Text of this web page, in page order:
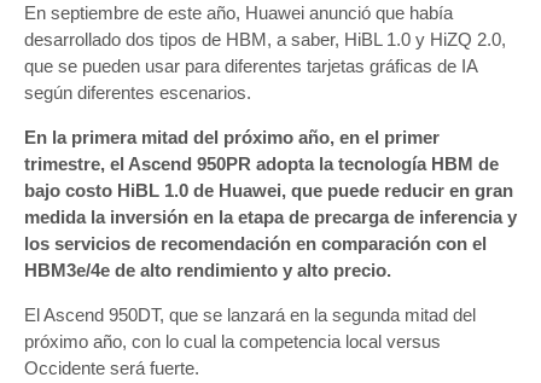
En septiembre de este año, Huawei anunció que había
desarrollado dos tipos de HBM, a saber, HiBL 1.0 y HiZQ 2.0,
que se pueden usar para diferentes tarjetas gráficas de IA
según diferentes escenarios.
En la primera mitad del próximo año, en el primer
trimestre, el Ascend 950PR adopta la tecnología HBM de
bajo costo HiBL 1.0 de Huawei, que puede reducir en gran
medida la inversión en la etapa de precarga de inferencia y
los servicios de recomendación en comparación con el
HBM3e/4e de alto rendimiento y alto precio.
El Ascend 950DT, que se lanzará en la segunda mitad del
próximo año, con lo cual la competencia local versus
Occidente será fuerte.